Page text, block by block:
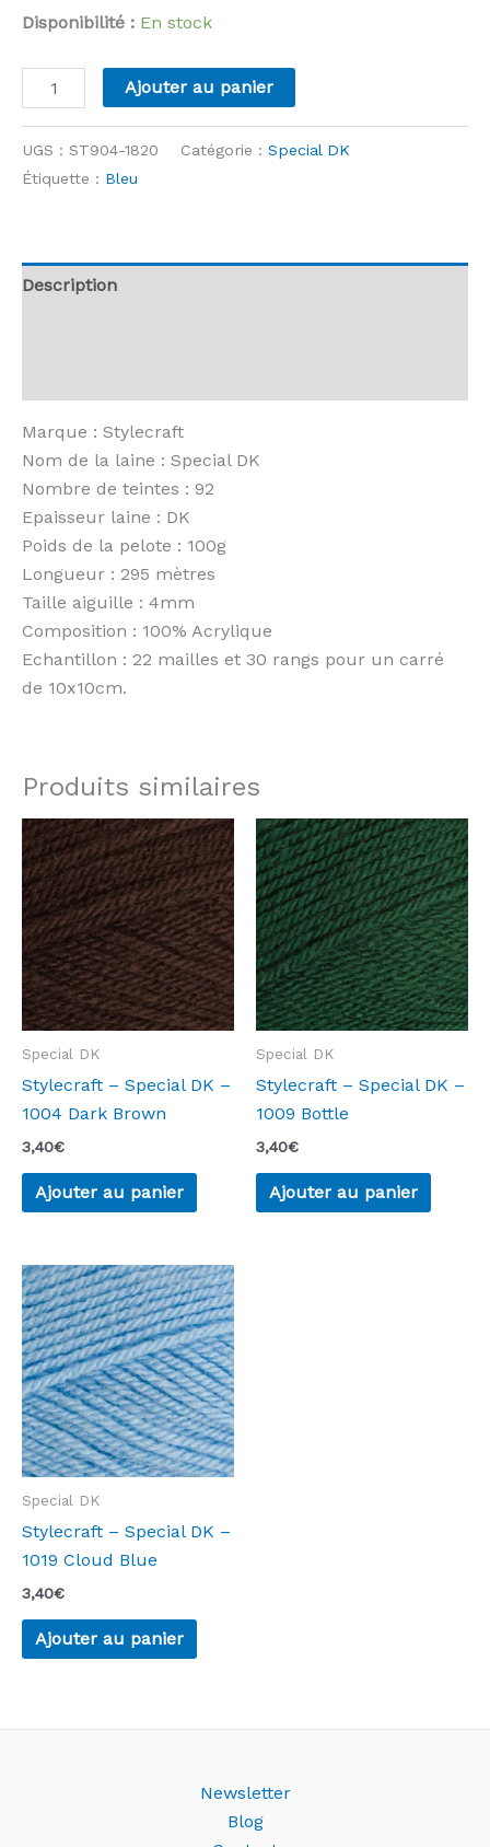
Disponibilité : En stock
quantité
de
-
Special
1820
Ajouter au panier
UGS : ST904-1820 Catégorie : Special DK
Étiquette : Bleu
Description
Marque : Stylecraft
Nom de la laine : Special DK
Nombre de teintes : 92
Epaisseur laine : DK
Poids de la pelote : 100g
Longueur : 295 mètres
Taille aiguille : 4mm
Composition : 100% Acrylique
Echantillon : 22 mailles et 30 rangs pour un carré
de 10x10cm.
Produits similaires
Special DK
Stylecraft – Special DK –
1004 Dark Brown
3,40€
Ajouter au panier
Special DK
Stylecraft – Special DK –
1009 Bottle
3,40€
Ajouter au panier
Special DK
Stylecraft – Special DK –
1019 Cloud Blue
3,40€
Ajouter au panier
Newsletter
Blog